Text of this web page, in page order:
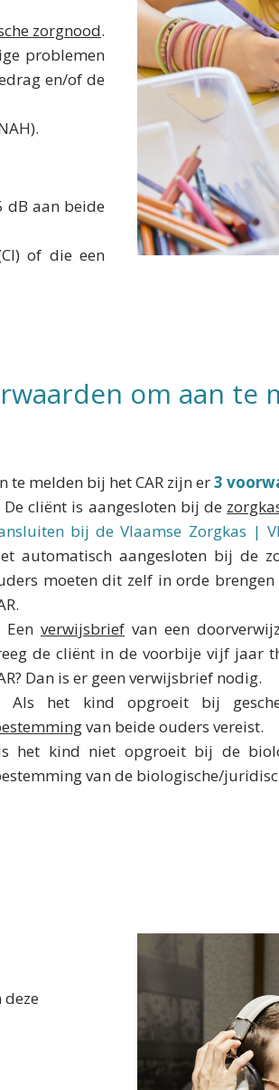
zorgnood.
problemen
en/of de
dB aan beide
of die een
om aan te
te melden bij het CAR zijn er3
De cliënt is aangesloten bij de
bij de Vlaamse Zorgkas |
automatisch aangesloten bij de
moeten dit zelf in orde
Een verwijsbrief van een
de cliënt in de voorbije vijf jaar
Dan is er geen verwijsbrief nodig.
Als het kind opgroeit bij
van beide ouders vereist.
het kind niet opgroeit bij de
van de biologische/